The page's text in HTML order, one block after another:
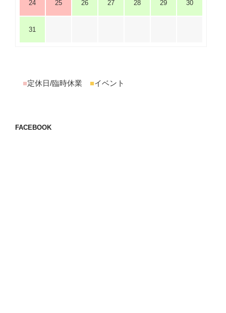
24 25 26 27 28 29 30
31
■定休日/臨時休業 ■イベント
FACEBOOK